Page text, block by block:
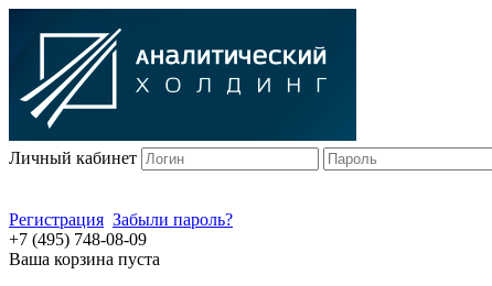
Личный кабинет
Регистрация Забыли пароль?
+7 (495) 748-08-09
Ваша корзина пуста